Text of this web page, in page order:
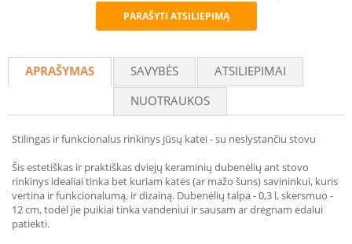
Recommend
PARAŠYTI ATSILIEPIMĄ
APRAŠYMAS SAVYBĖS
ATSILIEPIMAI
NUOTRAUKOS
Stilingas ir funkcionalus rinkinys jūsų katei - su neslystančiu stovu
Šis estetiškas ir praktiškas dviejų keraminių dubenėlių ant stovo
rinkinys idealiai tinka bet kuriam katės (ar mažo šuns) savininkui, kuris
vertina ir funkcionalumą, ir dizainą. Dubenėlių talpa - 0,3 l, skersmuo -
12 cm, todėl jie puikiai tinka vandeniui ir sausam ar drėgnam ėdalui
patiekti.